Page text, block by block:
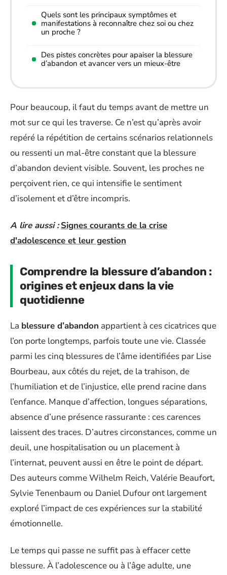
Quels sont les principaux symptômes et
manifestations à reconnaître chez soi ou chez
un proche ?
Des pistes concrètes pour apaiser la blessure
d’abandon et avancer vers un mieux-être
Pour beaucoup, il faut du temps avant de mettre un
mot sur ce qui les traverse. Ce n’est qu’après avoir
repéré la répétition de certains scénarios relationnels
ou ressenti un mal-être constant que la blessure
d’abandon devient visible. Souvent, les proches ne
perçoivent rien, ce qui intensifie le sentiment
d’isolement et d’être incompris.
A lire aussi : Signes courants de la crise
d'adolescence et leur gestion
Comprendre la blessure d’abandon :
origines et enjeux dans la vie
quotidienne
La blessure d’abandon appartient à ces cicatrices que
l’on porte longtemps, parfois toute une vie. Classée
parmi les cinq blessures de l’âme identifiées par Lise
Bourbeau, aux côtés du rejet, de la trahison, de
l’humiliation et de l’injustice, elle prend racine dans
l’enfance. Manque d’affection, longues séparations,
absence d’une présence rassurante : ces carences
laissent des traces. D’autres circonstances, comme un
deuil, une hospitalisation ou un placement à
l’internat, peuvent aussi en être le point de départ.
Des auteurs comme Wilhelm Reich, Valérie Beaufort,
Sylvie Tenenbaum ou Daniel Dufour ont largement
exploré l’impact de ces expériences sur la stabilité
émotionnelle.
Le temps qui passe ne suffit pas à effacer cette
blessure. À l’adolescence ou à l’âge adulte, une